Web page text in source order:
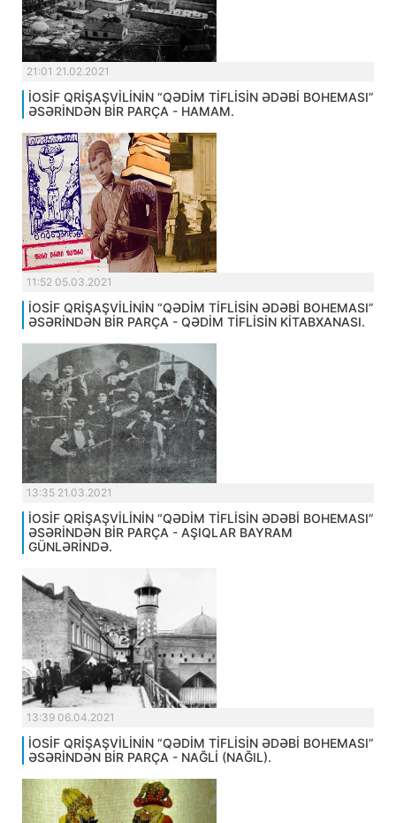
21:01 21.02.2021
İOSİF QRİŞAŞVİLİNİN “QƏDİM TİFLİSİN ƏDƏBİ BOHEMASI”
ƏSƏRİNDƏN BİR PARÇA - HAMAM.
11:52 05.03.2021
İOSİF QRİŞAŞVİLİNİN “QƏDİM TİFLİSİN ƏDƏBİ BOHEMASI”
ƏSƏRİNDƏN BİR PARÇA - QƏDİM TİFLİSİN KİTABXANASI.
13:35 21.03.2021
İOSİF QRİŞAŞVİLİNİN “QƏDİM TİFLİSİN ƏDƏBİ BOHEMASI”
ƏSƏRİNDƏN BİR PARÇA - AŞIQLAR BAYRAM
GÜNLƏRİNDƏ.
13:39 06.04.2021
İOSİF QRİŞAŞVİLİNİN “QƏDİM TİFLİSİN ƏDƏBİ BOHEMASI”
ƏSƏRİNDƏN BİR PARÇA - NAĞLİ (NAĞIL).